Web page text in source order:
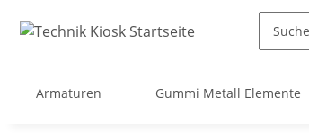
Armaturen Gummi Metall Elemente